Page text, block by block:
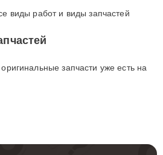
виды работ и виды запчастей
запчасти уже есть на